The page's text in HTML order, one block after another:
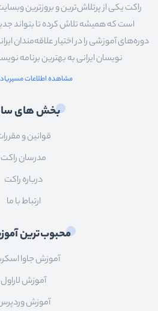
راکت یکی از پرتلاش‌ترین و بروزترین
است که همیشه تلاش کرده تا بتواند
دوره‌های آموزشی را در اختیار علاقه‌مندان
نویسان ایرانی به بهترین برنامه
مشاهده اطلاعات
بخش های
قوانین و
مدرسان راکت
درباره راکت
ارتباط با ما
محبوب‌ترین
آموزش جاوا
آموزش لاراول
آموزش